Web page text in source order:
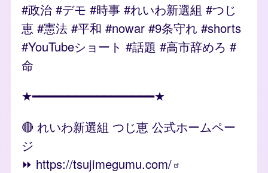
#政治 #デモ #時事 #れいわ新選組 #つじ
恵 #憲法 #平和 #nowar #9条守れ #shorts
#YouTubeショート #話題 #高市辞めろ #
命
★━━━━━━━━━━━━━━━━━★
🔴 れいわ新選組 つじ恵 公式ホームペー
ジ
⏩️ https://tsujimegumu.com/